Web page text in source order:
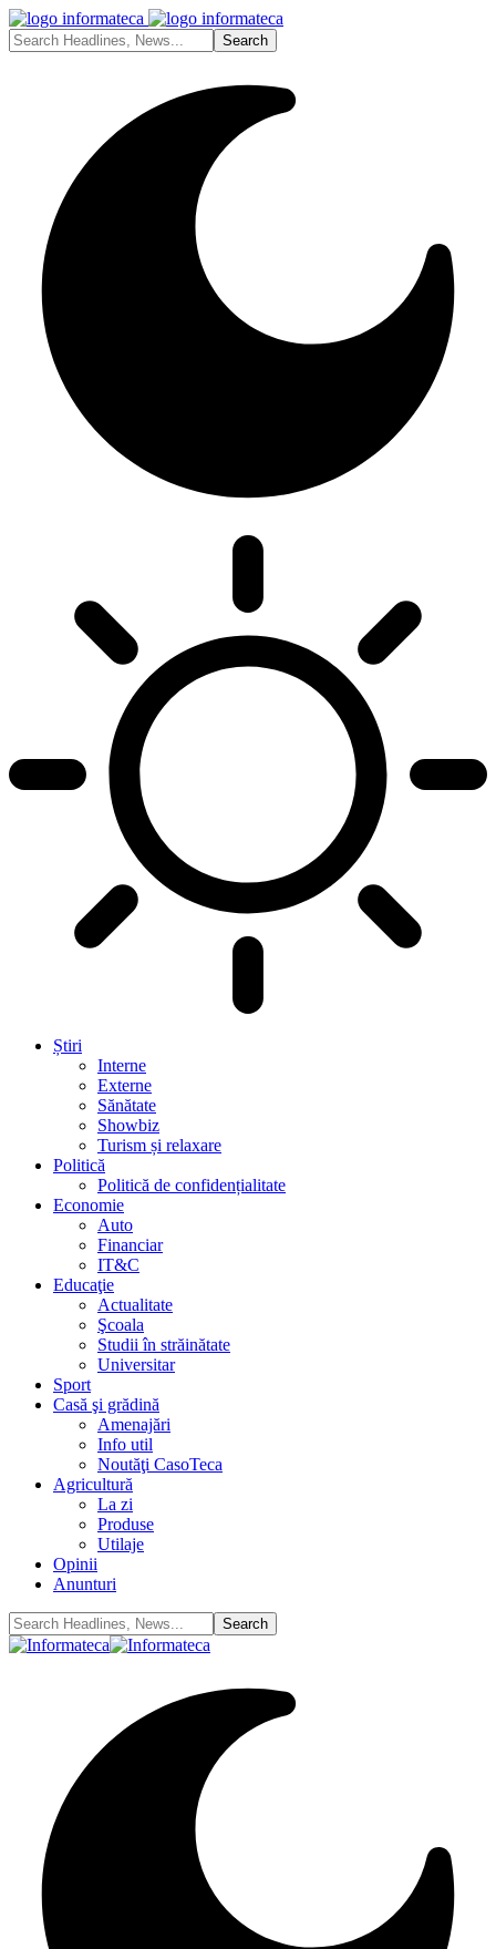
Știri
Interne
Externe
Sănătate
Showbiz
Turism și relaxare
Politică
Politică de confidențialitate
Economie
Auto
Financiar
IT&C
Educaţie
Actualitate
Şcoala
Studii în străinătate
Universitar
Sport
Casă şi grădină
Amenajări
Info util
Noutăţi CasoTeca
Agricultură
La zi
Produse
Utilaje
Opinii
Anunturi